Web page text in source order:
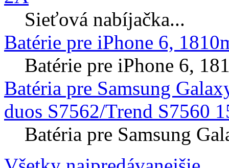
Sieťová nabíjačka...
Batérie pre iPhone 6,
Batérie pre iPhone 6,
Batéria pre Samsung
duos S7562/Trend S7560
Batéria pre Samsung